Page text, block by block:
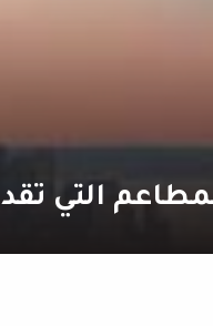
التي